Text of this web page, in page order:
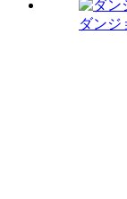
ダンジ